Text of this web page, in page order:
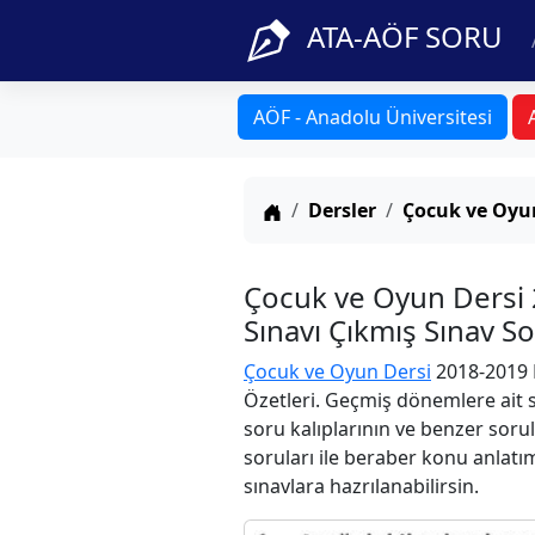
ATA-AÖF SORU
AÖF - Anadolu Üniversitesi
Anasayfa
Dersler Çocuk ve
Çocuk ve Oyun
Sınavı Çıkmış Sınav
Çocuk ve Oyun Dersi 2018-2019
Özetleri. Geçmiş dönemlere ait
soru kalıplarının ve benzer
soruları ile beraber konu
sınavlara hazrılanabilirsin.